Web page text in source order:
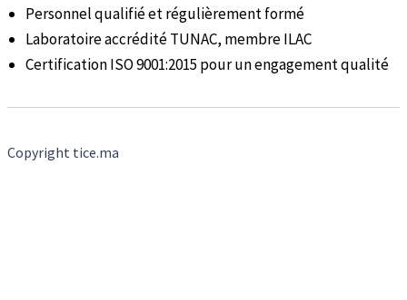
Personnel qualifié et régulièrement formé
Laboratoire accrédité TUNAC, membre ILAC
Certification ISO 9001:2015 pour un engagement qualité
Copyright tice.ma